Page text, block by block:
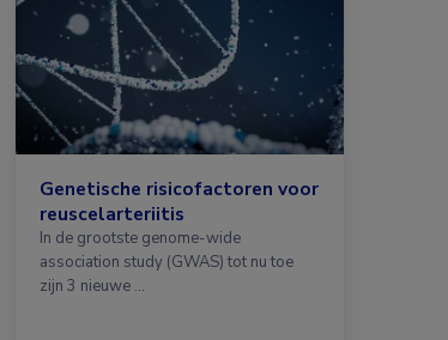
Genetische risicofactoren voor
reuscelarteriitis
In de grootste genome-wide
association study (GWAS) tot nu toe
zijn 3 nieuwe …